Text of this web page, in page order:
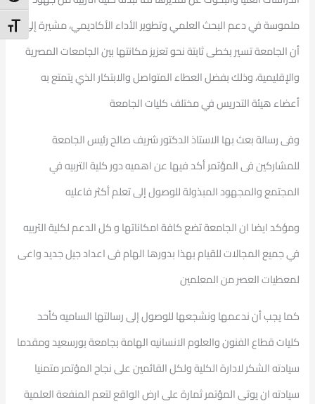
Sizeملموسة في دعم البحث العلمي وتطوير الأداء الأكاديمي، مشيرة إلى
أن الجامعة تسير بخطى ثابتة نحو تعزيز مكانتها بين الجامعات المصرية
والإقليمية، وذلك بفضل العطاء المتواصل والابتكار الذي يتمتع به
أعضاء هيئة التدريس في مختلف كليات الجامعة
وفى رسالة بعث بها الاستاذ الدكتور شريف صالح رئيس الجامعة
للمشاركين فى المؤتمر أكد فيها عن اهميه دور كلية التربيه في
المجتمع والمجهود المبذولة للوصول إلى تعلم أكثر فاعليه
ومؤكد ايضا ان الجامعة تضع كافة امكاناتها و كل الدعم لكلية التربيه
في جميع المجالات للقيام بهذا بدورها الهام فى اعداد جيل جديد واعى
لمعطيات العصر من المعلمين
كما يجب أن ندعمها ونشجعها للوصول إلى رسالتها الساميه كأحد
كليات قطاع الفنون والعلوم الانسانيه الهامة بجامعة بورسعيد ومقدما
سيادته الشكر لادارة الكلية ولكل القائمين على نجاح المؤتمر متمنيا
سيادته ان يوتى المؤتمر ثمارة على ارض الواقع لتعم المنفعة العلمية